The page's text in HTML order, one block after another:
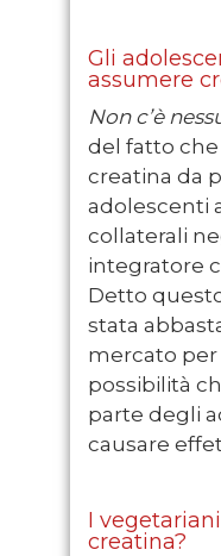
Gli
assumere
Non c’è
del fatto che
creatina da
adolescenti
collaterali
integratore
Detto
stata
mercato
possibilità
parte degli
causare
I
creatina?